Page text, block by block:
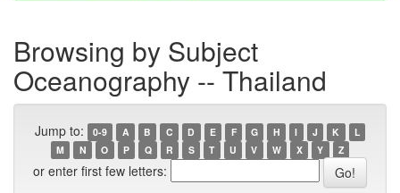
Browsing by Subject
Oceanography -- Thailand
Jump to: 0-9 A B C D E F G H I J K
L
M
N O P Q R S T U V W X Y Z
or enter first few letters: